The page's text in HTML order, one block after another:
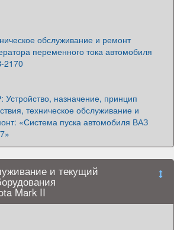
обслуживание и ремонт
переменного тока автомобиля
2170
Устройство, назначение, принцип
техническое обслуживание и
«Система пуска автомобиля ВАЗ
и текущий
Mark II